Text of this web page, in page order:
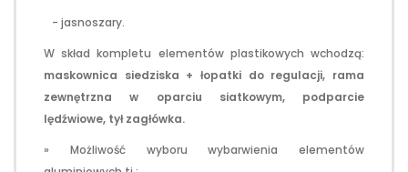
- jasnoszary.
W skład kompletu elementów plastikowych wchodzą:
maskownica siedziska + łopatki do regulacji, rama
zewnętrzna w oparciu siatkowym, podparcie
lędźwiowe, tył zagłówka.
» Możliwość wyboru wybarwienia elementów